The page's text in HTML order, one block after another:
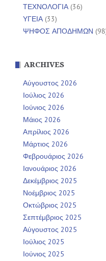
ΤΕΧΝΟΛΟΓΙΑ(36)
ΥΓΕΙΑ(33)
ΨΗΦΟΣ ΑΠΟΔΗΜΩΝ
ARCHIVES
Αύγουστος 2026
Ιούλιος 2026
Ιούνιος 2026
Μάιος 2026
Απρίλιος 2026
Μάρτιος 2026
Φεβρουάριος 2026
Ιανουάριος 2026
Δεκέμβριος 2025
Νοέμβριος 2025
Οκτώβριος 2025
Σεπτέμβριος 2025
Αύγουστος 2025
Ιούλιος 2025
Ιούνιος 2025